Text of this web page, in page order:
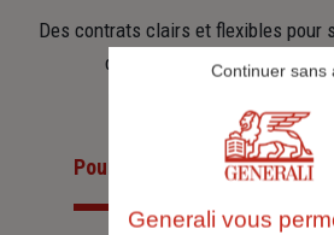
Des contrats clairs et flexibles pour
d’aujourd’hui et anticiper
Pour les particuliersPour
Generali vous
Continuer sans